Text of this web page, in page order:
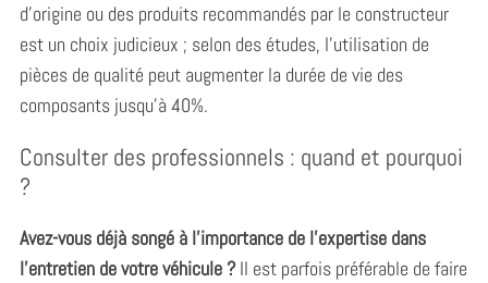
d’origine ou des produits recommandés par le constructeur
est un choix judicieux ; selon des études, l’utilisation de
pièces de qualité peut augmenter la durée de vie des
composants jusqu’à 40%.
Consulter des professionnels : quand et pourquoi
?
Avez-vous déjà songé à l’importance de l’expertise dans
l’entretien de votre véhicule ?Il est parfois préférable de faire